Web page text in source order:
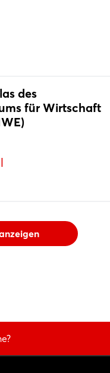
des
für Wirtschaft